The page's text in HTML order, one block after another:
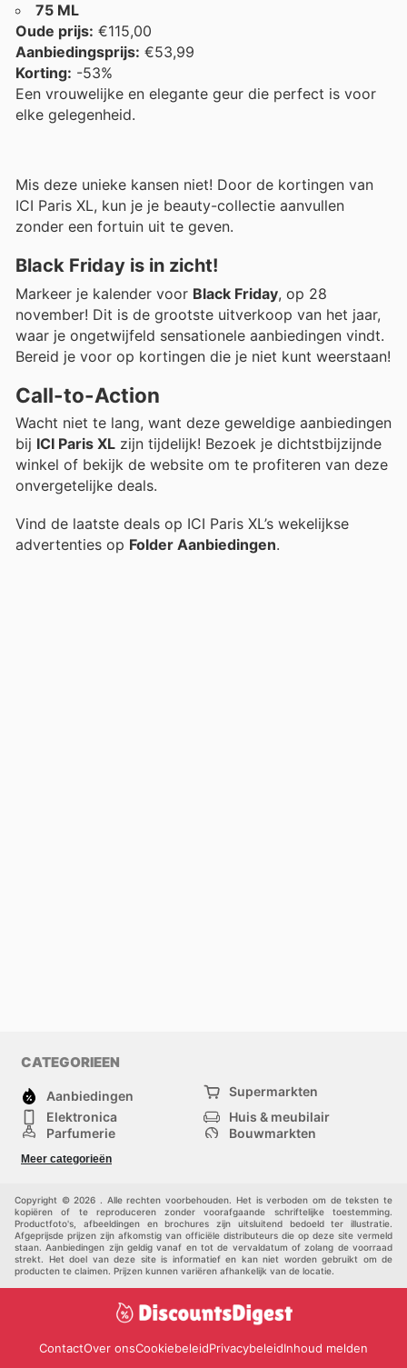
75 ML
Oude prijs: €115,00
Aanbiedingsprijs: €53,99
Korting: -53%
Een vrouwelijke en elegante geur die perfect is voor
elke gelegenheid.
Mis deze unieke kansen niet! Door de kortingen van
ICI Paris XL, kun je je beauty-collectie aanvullen
zonder een fortuin uit te geven.
Black Friday is in zicht!
Markeer je kalender voor Black Friday, op 28
november! Dit is de grootste uitverkoop van het jaar,
waar je ongetwijfeld sensationele aanbiedingen vindt.
Bereid je voor op kortingen die je niet kunt weerstaan!
Call-to-Action
Wacht niet te lang, want deze geweldige aanbiedingen
bij ICI Paris XL zijn tijdelijk! Bezoek je dichtstbijzijnde
winkel of bekijk de website om te profiteren van deze
onvergetelijke deals.
Vind de laatste deals op ICI Paris XL’s wekelijkse
advertenties op Folder Aanbiedingen.
CATEGORIEEN
Aanbiedingen
Supermarkten
Elektronica
Huis & meubilair
Parfumerie
Bouwmarkten
Kinderen
Meer categorieën
Copyright © 2026 . Alle rechten voorbehouden. Het is verboden om de teksten te
kopiëren of te reproduceren zonder voorafgaande schriftelijke toestemming.
Productfoto's, afbeeldingen en brochures zijn uitsluitend bedoeld ter illustratie.
Afgeprijsde prijzen zijn afkomstig van officiële distributeurs die op deze site vermeld
staan. Aanbiedingen zijn geldig vanaf en tot de vervaldatum of zolang de voorraad
strekt. Het doel van deze site is informatief en kan niet worden gebruikt om de
producten te claimen. Prijzen kunnen variëren afhankelijk van de locatie.
ContactOver onsCookiebeleidPrivacybeleidInhoud melden